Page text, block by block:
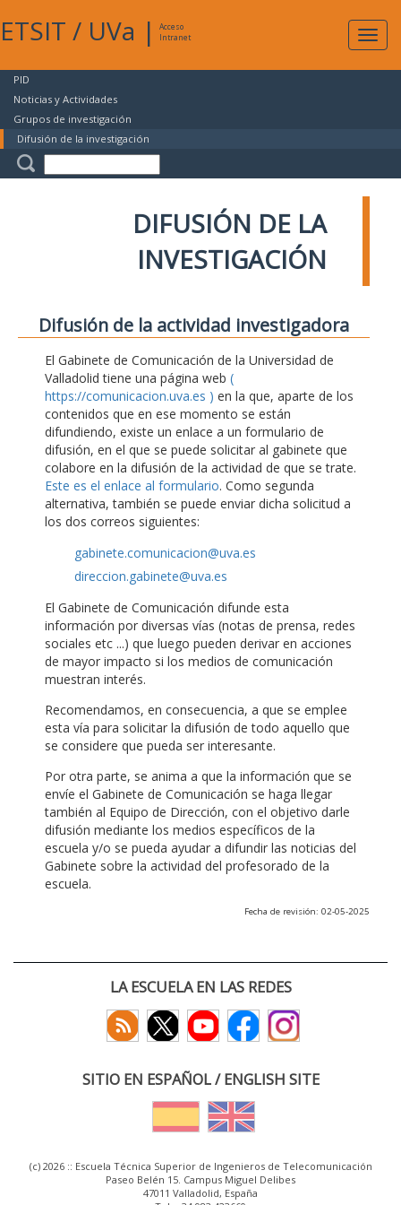
ETSIT / UVa |
Acceso
Intranet
PID
Noticias y Actividades
Grupos de investigación
Difusión de la investigación
DIFUSIÓN DE LA
INVESTIGACIÓN
Difusión de la actividad investigadora
El Gabinete de Comunicación de la Universidad de
Valladolid tiene una página web (
https://comunicacion.uva.es ) en la que, aparte de los
contenidos que en ese momento se están
difundiendo, existe un enlace a un formulario de
difusión, en el que se puede solicitar al gabinete que
colabore en la difusión de la actividad de que se trate.
Este es el enlace al formulario. Como segunda
alternativa, también se puede enviar dicha solicitud a
los dos correos siguientes:
gabinete.comunicacion@uva.es
direccion.gabinete@uva.es
El Gabinete de Comunicación difunde esta
información por diversas vías (notas de prensa, redes
sociales etc ...) que luego pueden derivar en acciones
de mayor impacto si los medios de comunicación
muestran interés.
Recomendamos, en consecuencia, a que se emplee
esta vía para solicitar la difusión de todo aquello que
se considere que pueda ser interesante.
Por otra parte, se anima a que la información que se
envíe el Gabinete de Comunicación se haga llegar
también al Equipo de Dirección, con el objetivo darle
difusión mediante los medios específicos de la
escuela y/o se pueda ayudar a difundir las noticias del
Gabinete sobre la actividad del profesorado de la
escuela.
Fecha de revisión: 02-05-2025
LA ESCUELA EN LAS REDES
SITIO EN ESPAÑOL / ENGLISH SITE
(c) 2026 :: Escuela Técnica Superior de Ingenieros de Telecomunicación
Paseo Belén 15. Campus Miguel Delibes
47011 Valladolid, España